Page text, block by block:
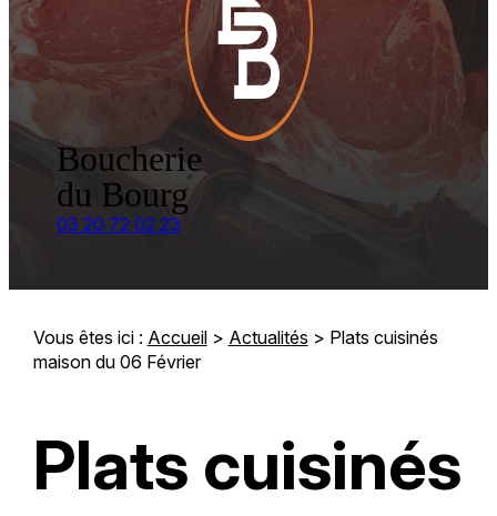
Boucherie
du Bourg
03 20 72 02 23
Vous êtes ici : Accueil> Actualités > Plats cuisinés
maison du 06 Février
Plats cuisinés